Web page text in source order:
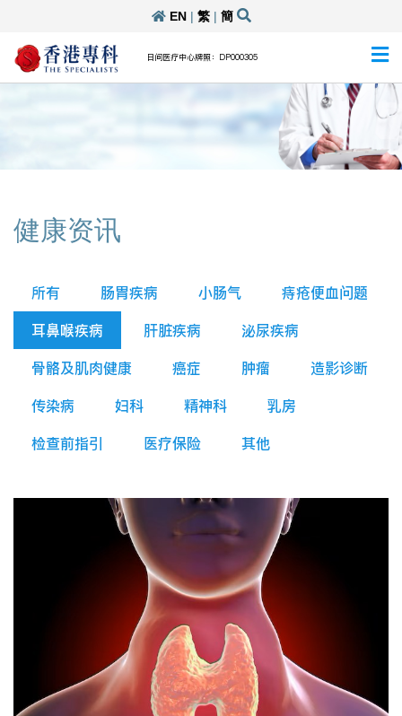
EN| 繁| 簡
日间医疗中心牌照：DP000305
健康资讯
所有 肠胃疾病 小肠气
痔疮便血问题
耳鼻喉疾病
肝脏疾病
泌尿疾病
骨骼及肌肉健康
癌症 肿瘤
造影诊断
传染病
妇科 精神科
乳房
检查前指引
医疗保险 其他